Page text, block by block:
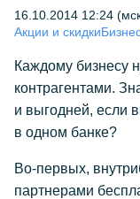
16.10.2014 12:24
Акции и скидки
Каждому бизнесу
контрагентами.
и выгодней, если
в одном банке?
Во-первых,
партнерами